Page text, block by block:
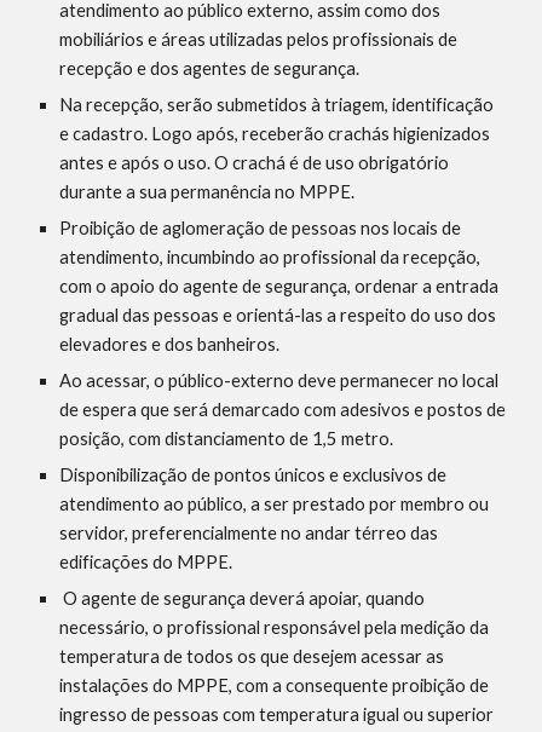
atendimento ao público externo, assim como dos
mobiliários e áreas utilizadas pelos profissionais de
recepção e dos agentes de segurança.
Na recepção, serão submetidos à triagem, identificação
e cadastro. Logo após, receberão crachás higienizados
antes e após o uso. O crachá é de uso obrigatório
durante a sua permanência no MPPE.
Proibição de aglomeração de pessoas nos locais de
atendimento, incumbindo ao profissional da recepção,
com o apoio do agente de segurança, ordenar a entrada
gradual das pessoas e orientá-las a respeito do uso dos
elevadores e dos banheiros.
Ao acessar, o público-externo deve permanecer no local
de espera que será demarcado com adesivos e postos de
posição, com distanciamento de 1,5 metro.
Disponibilização de pontos únicos e exclusivos de
atendimento ao público, a ser prestado por membro ou
servidor, preferencialmente no andar térreo das
edificações do MPPE.
O agente de segurança deverá apoiar, quando
necessário, o profissional responsável pela medição da
temperatura de todos os que desejem acessar as
instalações do MPPE, com a consequente proibição de
ingresso de pessoas com temperatura igual ou superior